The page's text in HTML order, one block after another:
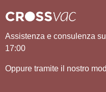
Assistenza e consulenza
17:00
Oppure tramite il nostro